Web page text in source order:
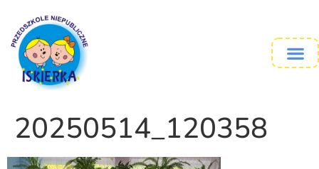
20250514_120358